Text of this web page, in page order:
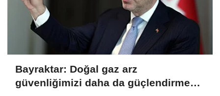
Bayraktar: Doğal gaz arz
güvenliğimizi daha da güçlendirmeye